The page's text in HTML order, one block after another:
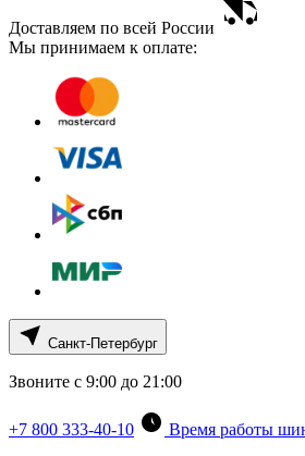
Доставляем по всей России
Мы принимаем к оплате:
Санкт-Петербург
Звоните с 9:00 до 21:00
+7 800 333-40-10
Время работы